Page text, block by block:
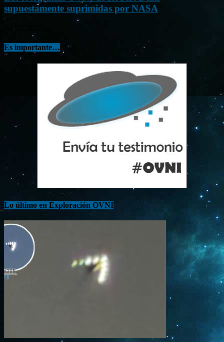
supuestamente suprimidas por NASA
Es importante…
Lo último en Exploración OVNI